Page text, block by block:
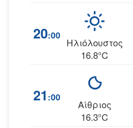
20:00
Ηλιόλουστος
16.8°C
21 :00
Αίθριος
16.3°C